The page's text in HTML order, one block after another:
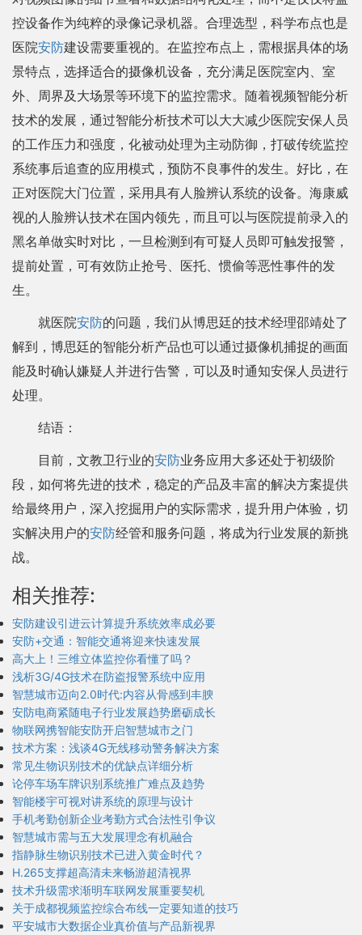
控设备作为纯粹的录像记录机器。合理选型，科学布点也是
医院安防建设需要重视的。在监控布点上，需根据具体的场
景特点，选择适合的摄像机设备，充分满足医院室内、室
外、周界及大场景等环境下的监控需求。随着视频智能分析
技术的发展，通过智能分析技术可以大大减少医院安保人员
的工作压力和强度，化被动处理为主动防御，打破传统监控
系统事后追查的应用模式，预防不良事件的发生。好比，在
正对医院大门位置，采用具有人脸辨认系统的设备。海康威
视的人脸辨认技术在国内领先，而且可以与医院提前录入的
黑名单做实时对比，一旦检测到有可疑人员即可触发报警，
提前处置，可有效防止抢号、医托、惯偷等恶性事件的发
生。
就医院安防的问题，我们从博思廷的技术经理邵靖处了
解到，博思廷的智能分析产品也可以通过摄像机捕捉的画面
能及时确认嫌疑人并进行告警，可以及时通知安保人员进行
处理。
结语：
目前，文教卫行业的安防业务应用大多还处于初级阶
段，如何将先进的技术，稳定的产品及丰富的解决方案提供
给最终用户，深入挖掘用户的实际需求，提升用户体验，切
实解决用户的安防经管和服务问题，将成为行业发展的新挑
战。
相关推荐:
安防建设引进云计算提升系统效率成必要
安防+交通：智能交通将迎来快速发展
高大上！三维立体监控你看懂了吗？
浅析3G/4G技术在防盗报警系统中应用
智慧城市迈向2.0时代:内容从骨感到丰腴
安防电商紧随电子行业发展趋势磨砺成长
物联网携智能安防开启智慧城市之门
技术方案：浅谈4G无线移动警务解决方案
常见生物识别技术的优缺点详细分析
论停车场车牌识别系统推广难点及趋势
智能楼宇可视对讲系统的原理与设计
手机考勤创新企业考勤方式合法性引争议
智慧城市需与五大发展理念有机融合
指静脉生物识别技术已进入黄金时代？
H.265支撑超高清未来畅游超清视界
技术升级需求渐明车联网发展重要契机
关于成都视频监控综合布线一定要知道的技巧
平安城市大数据企业真价值与产品新视界